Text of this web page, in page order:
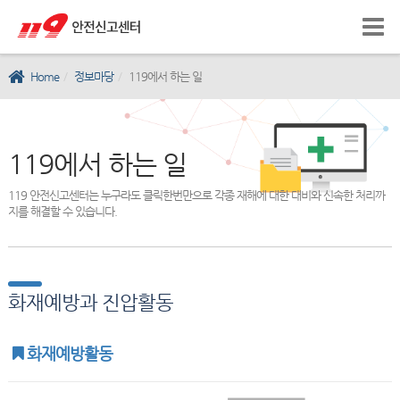
Home 정보마당 119에서 하는 일
119에서 하는 일
119 안전신고센터는 누구라도 클릭한번만으로 각종 재해에 대한 대비와 신속한 처리까
지를 해결할 수 있습니다.
화재예방과 진압활동
화재예방활동